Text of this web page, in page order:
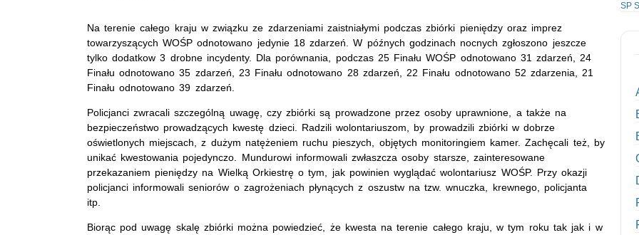
Na terenie całego kraju w związku ze zdarzeniami zaistniałymi podczas zbiórki pieniędzy oraz imprez
towarzyszących WOŚP odnotowano jedynie 18 zdarzeń. W późnych godzinach nocnych zgłoszono jeszcze
tylko dodatkow 3 drobne incydenty. Dla porównania, podczas 25 Finału WOŚP odnotowano 31 zdarzeń, 24
Finału odnotowano 35 zdarzeń, 23 Finału odnotowano 28 zdarzeń, 22 Finału odnotowano 52 zdarzenia, 21
Finału odnotowano 39 zdarzeń.
Policjanci zwracali szczególną uwagę, czy zbiórki są prowadzone przez osoby uprawnione, a także na
bezpieczeństwo prowadzących kwestę dzieci. Radzili wolontariuszom, by prowadzili zbiórki w dobrze
oświetlonych miejscach, z dużym natężeniem ruchu pieszych, objętych monitoringiem kamer. Zachęcali też, by
unikać kwestowania pojedynczo. Mundurowi informowali zwłaszcza osoby starsze, zainteresowane
przekazaniem pieniędzy na Wielką Orkiestrę o tym, jak powinien wyglądać wolontariusz WOŚP. Przy okazji
policjanci informowali seniorów o zagrożeniach płynących z oszustw na tzw. wnuczka, krewnego, policjanta
itp.
Biorąc pod uwagę skalę zbiórki można powiedzieć, że kwesta na terenie całego kraju, w tym roku tak jak i w
SP